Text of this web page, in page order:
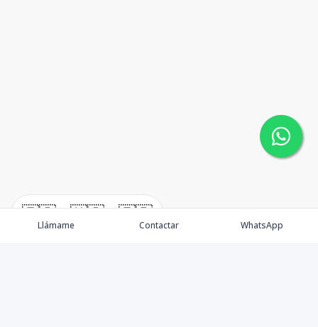
🇪🇸 🇺🇸 🇫🇷
Llámame Contactar WhatsApp